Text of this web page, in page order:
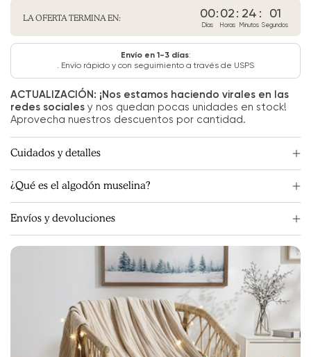
LA OFERTA TERMINA EN: 00
Días
: 02
Horas
: 24
Minutos
: 00
Segundos
Envío en 1-3 días:
. Envío rápido y con seguimiento a través de USPS
ACTUALIZACIÓN: ¡Nos estamos haciendo virales en las
redes sociales y nos quedan pocas unidades en stock!
Aprovecha nuestros descuentos por cantidad.
Cuidados y detalles
¿Qué es el algodón muselina?
Envíos y devoluciones